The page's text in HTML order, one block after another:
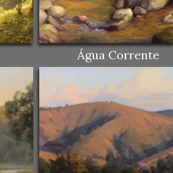
Água Corrente